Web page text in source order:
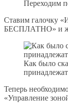
Переходим
Ставим галочку
БЕСПЛАТНО» и
Как было
Теперь
«Управление